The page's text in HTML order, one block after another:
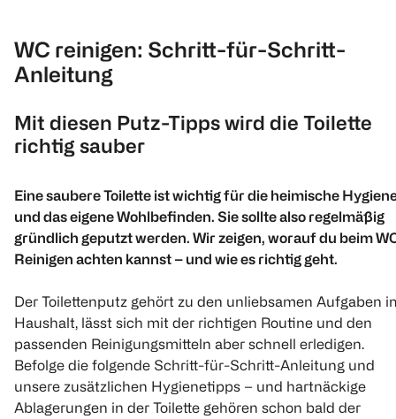
WC reinigen: Schritt-für-Schritt-
Anleitung
Mit diesen Putz-Tipps wird die Toilette
richtig sauber
Eine saubere Toilette ist wichtig für die heimische
und das eigene Wohlbefinden. Sie sollte also regelmäßig
gründlich geputzt werden. Wir zeigen, worauf du beim
Reinigen achten kannst – und wie es richtig geht.
Der Toilettenputz gehört zu den unliebsamen Aufgaben
Haushalt, lässt sich mit der richtigen Routine und den
passenden Reinigungsmitteln aber schnell erledigen.
Befolge die folgende Schritt-für-Schritt-Anleitung und
unsere zusätzlichen Hygienetipps – und hartnäckige
Ablagerungen in der Toilette gehören schon bald der